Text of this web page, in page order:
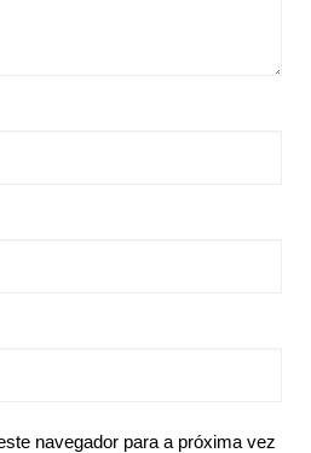
navegador para a próxima vez